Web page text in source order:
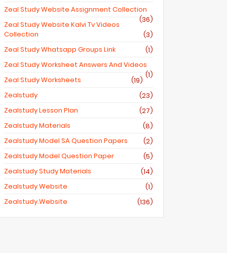
Zeal Study Website Assignment Collection
(36)
Zeal Study Website Kalvi Tv Videos
Collection
(3)
Zeal Study Whatsapp Groups Link
(1)
Zeal Study Worksheet Answers And Videos
(1)
Zeal Study Worksheets
(19)
Zealstudy
(23)
Zealstudy Lesson Plan
(27)
Zealstudy Materials
(8)
Zealstudy Model SA Question Papers
(2)
Zealstudy Model Question Paper
(5)
Zealstudy Study Materials
(14)
Zealstudy Website
(1)
Zealstudy.website
(136)